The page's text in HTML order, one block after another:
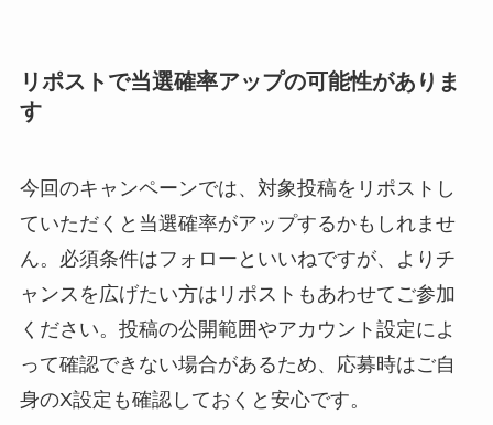
リポストで当選確率アップの可能性がありま
す
今回のキャンペーンでは、対象投稿をリポストし
ていただくと当選確率がアップするかもしれませ
ん。必須条件はフォローといいねですが、よりチ
ャンスを広げたい方はリポストもあわせてご参加
ください。投稿の公開範囲やアカウント設定によ
って確認できない場合があるため、応募時はご自
身のX設定も確認しておくと安心です。